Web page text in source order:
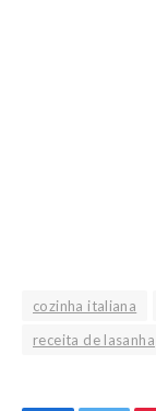
cozinha italiana
receita de lasanha